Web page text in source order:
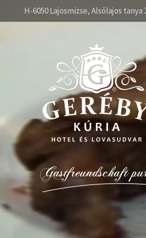
H-6050 Lajosmizse, Alsólajos tanya